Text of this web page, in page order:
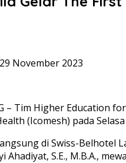
29 November 2023
– Tim Higher Education
(Icomesh) pada
di Swiss-Belhotel
Ahadiyat, S.E., M.B.A.,